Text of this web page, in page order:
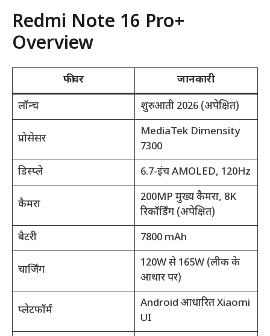
Redmi Note 16 Pro+
Overview
फीचर
जानकारी
लॉन्च
शुरुआती 2026 (अपेक्षित)
प्रोसेसर
MediaTek Dimensity
7300
डिस्प्ले
6.7-इंच AMOLED, 120Hz
कैमरा
200MP मुख्य कैमरा, 8K
रिकॉर्डिंग (अपेक्षित)
बैटरी
7800 mAh
चार्जिंग
120W से 165W (लीक के
आधार पर)
प्लेटफॉर्म
Android आधारित Xiaomi
UI